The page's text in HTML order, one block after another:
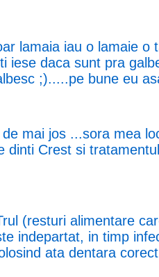
lamaia iau o lamaie o
iese daca sunt pra
;).....pe bune eu
mai jos ...sora mea
dinti Crest si
(resturi alimentare
indepartat, in timp
ata dentara